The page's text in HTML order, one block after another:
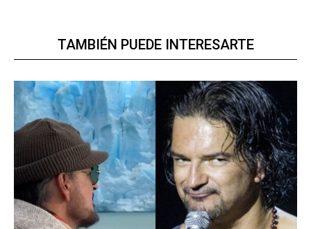
TAMBIÉN PUEDE INTERESARTE